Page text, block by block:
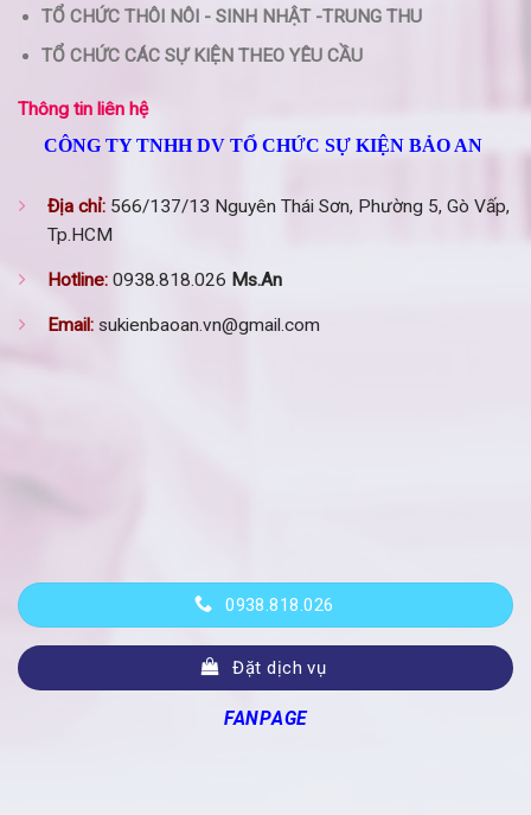
TỔ CHỨC THÔI NÔI - SINH NHẬT -TRUNG THU
TỔ CHỨC CÁC SỰ KIỆN THEO YÊU CẦU
Thông tin liên hệ
CÔNG TY TNHH DV TỔ CHỨC SỰ KIỆN BẢO AN
Địa chỉ: 566/137/13 Nguyên Thái Sơn, Phường 5, Gò Vấp,
Tp.HCM
Hotline: 0938.818.026 Ms.An
Email: sukienbaoan.vn@gmail.com
0938.818.026
Đặt dịch vụ
FANPAGE